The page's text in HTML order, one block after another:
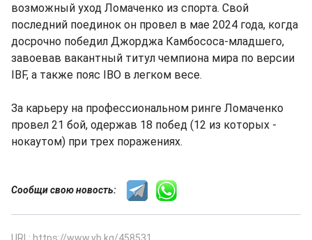
возможный уход Ломаченко из спорта. Свой
последний поединок он провел в мае 2024 года, когда
досрочно победил Джорджа Камбососа-младшего,
завоевав вакантный титул чемпиона мира по версии
IBF, а также пояс IBO в легком весе.
За карьеру на профессиональном ринге Ломаченко
провел 21 бой, одержав 18 побед (12 из которых -
нокаутом) при трех поражениях.
Сообщи свою новость:
URL: https://www.vb.kg/458531